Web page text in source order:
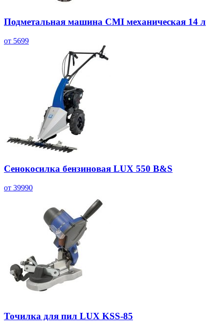
Подметальная машина CMI механическая 14 л
от 5699
Сенокосилка бензиновая LUX 550 B&S
от 39990
Точилка для пил LUX KSS-85